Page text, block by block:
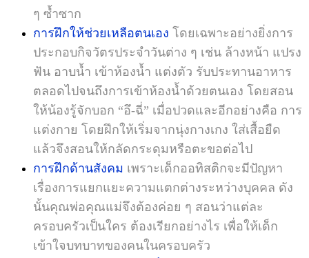
ๆ ซ้ำซาก
การฝึกให้ช่วยเหลือตนเอง โดยเฉพาะอย่างยิ่งการ
ประกอบกิจวัตรประจำวันต่าง ๆ เช่น ล้างหน้า แปรง
ฟัน อาบน้ำ เข้าห้องน้ำ แต่งตัว รับประทานอาหาร
ตลอดไปจนถึงการเข้าห้องน้ำด้วยตนเอง โดยสอน
ให้น้องรู้จักบอก “อึ-ฉี่” เมื่อปวดและอีกอย่างคือ การ
แต่งกาย โดยฝึกให้เริ่มจากนุ่งกางเกง ใส่เสื้อยืด
แล้วจึงสอนให้กลัดกระดุมหรือตะขอต่อไป
การฝึกด้านสังคม เพราะเด็กออทิสติกจะมีปัญหา
เรื่องการแยกแยะความแตกต่างระหว่างบุคคล ดัง
นั้นคุณพ่อคุณแม่จึงต้องค่อย ๆ สอนว่าแต่ละ
ครอบครัวเป็นใคร ต้องเรียกอย่างไร เพื่อให้เด็ก
เข้าใจบทบาทของคนในครอบครัว